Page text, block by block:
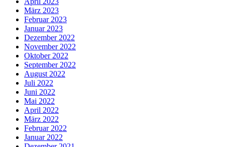
März 2023
Februar 2023
Januar 2023
Dezember 2022
November 2022
Oktober 2022
September 2022
August 2022
Juli 2022
Juni 2022
Mai 2022
April 2022
März 2022
Februar 2022
Januar 2022